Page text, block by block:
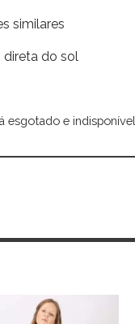
similares
direta do sol
esgotado e indisponível.